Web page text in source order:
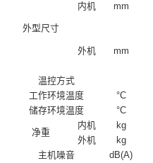
外型尺寸
内机 mm
外机 mm
温控方式
工作环境温度
°C
储存环境温度
°C
净重
内机 kg
外机
kg
主机噪音
dB(A)